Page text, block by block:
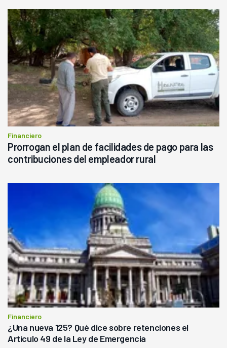
Financiero
Prorrogan el plan de facilidades de pago para las
contribuciones del empleador rural
Financiero
¿Una nueva 125? Qué dice sobre retenciones el
Artículo 49 de la Ley de Emergencia